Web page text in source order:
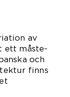
av
ett måste-
och
finns